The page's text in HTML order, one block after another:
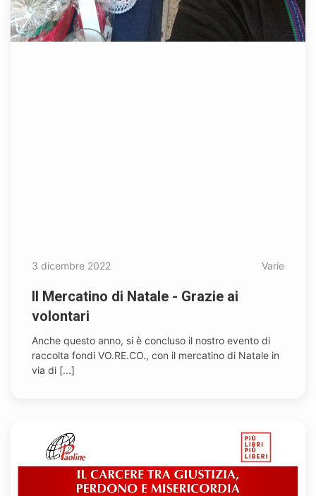
3 dicembre 2022 Varie
Il Mercatino di Natale - Grazie ai
volontari
Anche questo anno, si è concluso il nostro evento di
raccolta fondi VO.RE.CO., con il mercatino di Natale in
via di [...]